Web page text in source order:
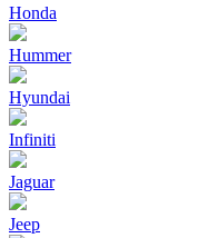
Honda
Hummer
Hyundai
Infiniti
Jaguar
Jeep